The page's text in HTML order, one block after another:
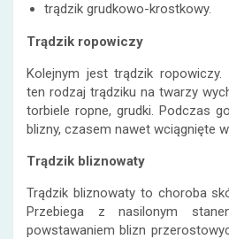
trądzik grudkowo-krostkowy.
Trądzik ropowiczy
Kolejnym jest trądzik
ten rodzaj trądziku na twarzy
torbiele ropne, grudki. Podczas
blizny, czasem nawet wciągnięte w
Trądzik bliznowaty
Trądzik bliznowaty to choroba
Przebiega z nasilonym
powstawaniem blizn